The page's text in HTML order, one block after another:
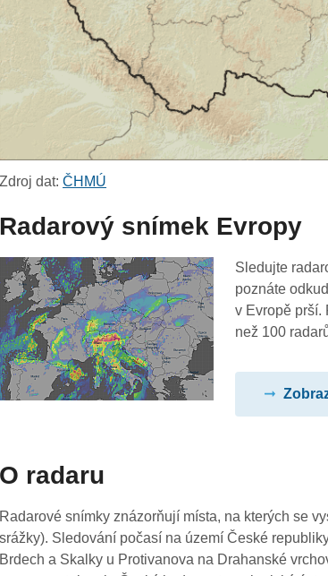
Zdroj dat:ČHMÚ
Radarový snímek Evropy
Sledujte
poznáte
v Evropě prší.
než 100
O radaru
Radarové snímky znázorňují místa, na kterých se
srážky). Sledování počasí na území České
Brdech a Skalky u Protivanova na Drahanské